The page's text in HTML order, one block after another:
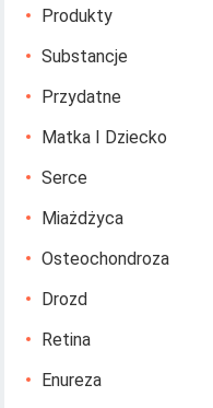
Produkty
Substancje
Przydatne
Matka I Dziecko
Serce
Miażdżyca
Osteochondroza
Drozd
Retina
Enureza